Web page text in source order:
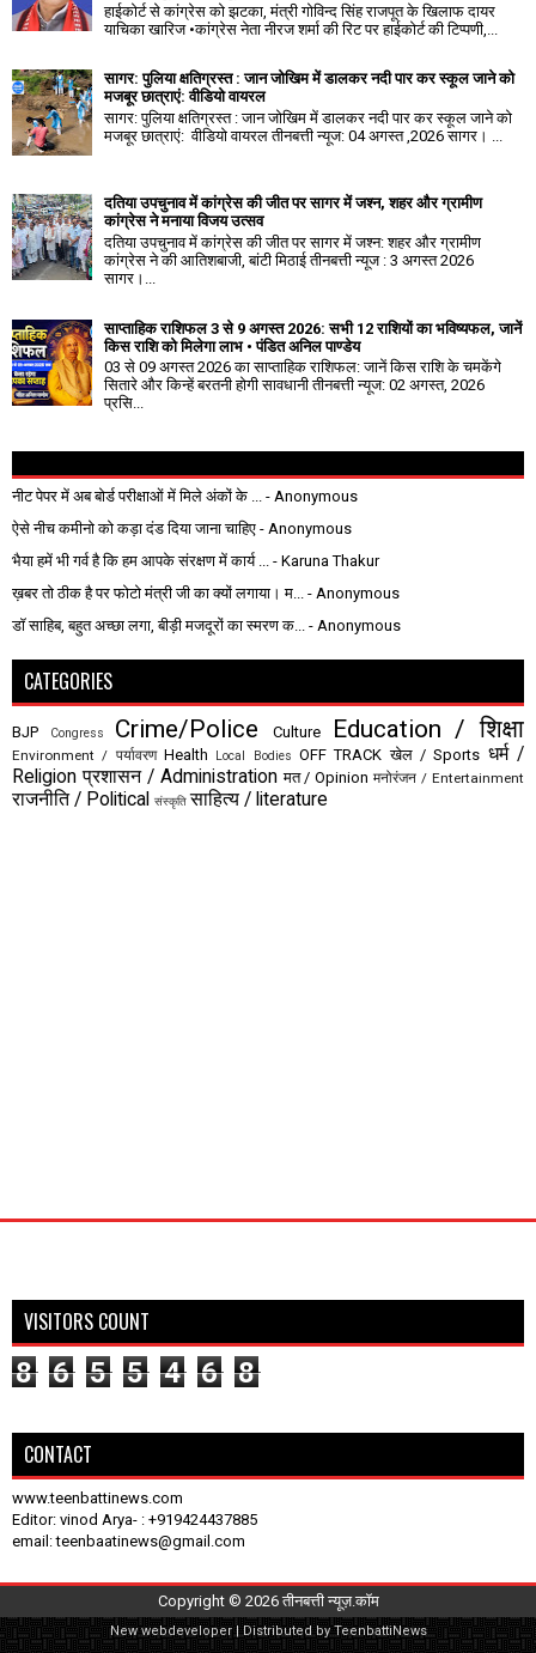
हाईकोर्ट से कांग्रेस को झटका, मंत्री गोविन्द सिंह राजपूत के खिलाफ दायर
याचिका खारिज •कांग्रेस नेता नीरज शर्मा की रिट पर हाईकोर्ट की टिप्पणी,...
सागर: पुलिया क्षतिग्रस्त : जान जोखिम में डालकर नदी पार कर स्कूल जाने को
मजबूर छात्राएं: वीडियो वायरल
सागर: पुलिया क्षतिग्रस्त : जान जोखिम में डालकर नदी पार कर स्कूल जाने को
मजबूर छात्राएं: वीडियो वायरल तीनबत्ती न्यूज: 04 अगस्त ,2026 सागर। ...
दतिया उपचुनाव में कांग्रेस की जीत पर सागर में जश्न, शहर और ग्रामीण
कांग्रेस ने मनाया विजय उत्सव
दतिया उपचुनाव में कांग्रेस की जीत पर सागर में जश्न: शहर और ग्रामीण
कांग्रेस ने की आतिशबाजी, बांटी मिठाई तीनबत्ती न्यूज : 3 अगस्त 2026
सागर।...
साप्ताहिक राशिफल 3 से 9 अगस्त 2026: सभी 12 राशियों का भविष्यफल, जानें
किस राशि को मिलेगा लाभ • पंडित अनिल पाण्डेय
03 से 09 अगस्त 2026 का साप्ताहिक राशिफल: जानें किस राशि के चमकेंगे
सितारे और किन्हें बरतनी होगी सावधानी तीनबत्ती न्यूज: 02 अगस्त, 2026
प्रसि...
नीट पेपर में अब बोर्ड परीक्षाओं में मिले अंकों के ...
- Anonymous
ऐसे नीच कमीनो को कड़ा दंड दिया जाना चाहिए - Anonymous
भैया हमें भी गर्व है कि हम आपके संरक्षण में कार्य ...
- Karuna Thakur
ख़बर तो ठीक है पर फोटो मंत्री जी का क्यों लगाया। म...
- Anonymous
डॉ साहिब, बहुत अच्छा लगा, बीड़ी मजदूरों का स्मरण क...
- Anonymous
CATEGORIES
BJP Congress Crime/Police Culture Education / शिक्षा
Environment / पर्यावरण Health Local Bodies OFF TRACK खेल / Sports धर्म /
Religion प्रशासन / Administration मत / Opinion मनोरंजन / Entertainment
राजनीति / Political संस्कृति साहित्य / literature
VISITORS COUNT
8 6 5 5 4 6 8
CONTACT
www.teenbattinews.com
Editor: vinod Arya- : +919424437885
email: teenbaatinews@gmail.com
Copyright © 2026 तीनबत्ती न्यूज़.कॉम
Newwebdeveloper| Distributed byTeenbattiNews